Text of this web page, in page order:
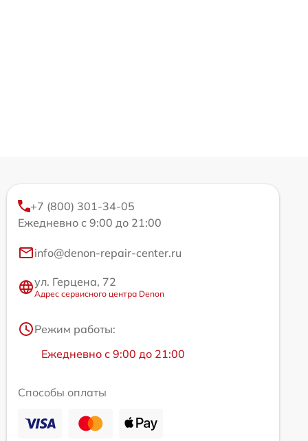
+7 (800) 301-34-05
Ежедневно с 9:00 до 21:00
info@denon-repair-center.ru
ул. Герцена, 72
Адрес сервисного центра Denon
Режим работы:
Ежедневно с 9:00 до 21:00
Способы оплаты